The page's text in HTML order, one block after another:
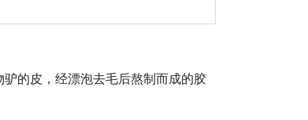
的皮，经漂泡去毛后熬制而成的胶